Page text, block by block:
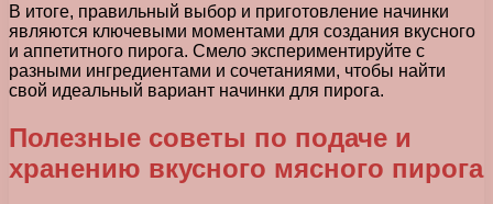
В итоге, правильный выбор и приготовление начинки
являются ключевыми моментами для создания вкусного
и аппетитного пирога. Смело экспериментируйте с
разными ингредиентами и сочетаниями, чтобы найти
свой идеальный вариант начинки для пирога.
Полезные советы по подаче и
хранению вкусного мясного пирога